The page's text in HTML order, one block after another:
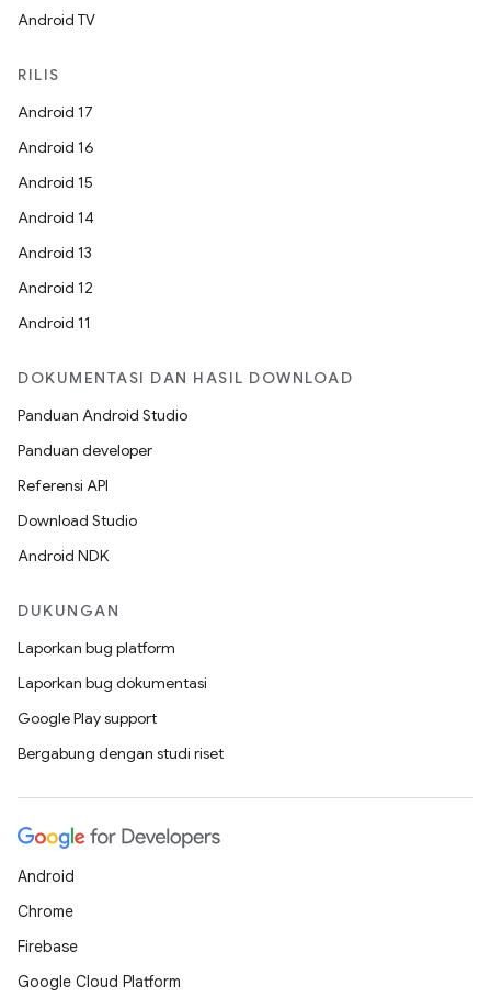
Android TV
RILIS
Android 17
Android 16
Android 15
Android 14
Android 13
Android 12
Android 11
DOKUMENTASI DAN HASIL DOWNLOAD
Panduan Android Studio
Panduan developer
Referensi API
Download Studio
Android NDK
DUKUNGAN
Laporkan bug platform
Laporkan bug dokumentasi
Google Play support
Bergabung dengan studi riset
Android
Chrome
Firebase
Google Cloud Platform